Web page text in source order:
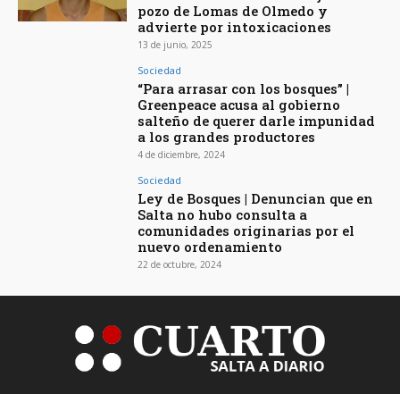
pozo de Lomas de Olmedo y
advierte por intoxicaciones
13 de junio, 2025
Sociedad
“Para arrasar con los bosques” |
Greenpeace acusa al gobierno
salteño de querer darle impunidad
a los grandes productores
4 de diciembre, 2024
Sociedad
Ley de Bosques | Denuncian que en
Salta no hubo consulta a
comunidades originarias por el
nuevo ordenamiento
22 de octubre, 2024